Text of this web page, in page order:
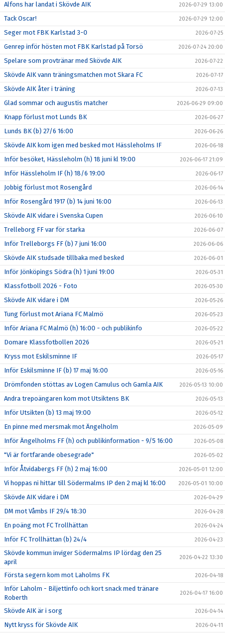
Alfons har landat i Skövde AIK 2026-07-29 13:00
Tack Oscar! 2026-07-29 12:00
Seger mot FBK Karlstad 3-0 2026-07-25
Genrep inför hösten mot FBK Karlstad på Torsö 2026-07-24 20:00
Spelare som provtränar med Skövde AIK 2026-07-22
Skövde AIK vann träningsmatchen mot Skara FC 2026-07-17
Skövde AIK åter i träning 2026-07-13
Glad sommar och augustis matcher 2026-06-29 09:00
Knapp förlust mot Lunds BK 2026-06-27
Lunds BK (b) 27/6 16:00 2026-06-26
Skövde AIK kom igen med besked mot Hässleholms IF 2026-06-18
Inför besöket, Hässleholm (h) 18 juni kl 19:00 2026-06-17 21:09
Inför Hässleholm IF (h) 18/6 19:00 2026-06-17
Jobbig förlust mot Rosengård 2026-06-14
Inför Rosengård 1917 (b) 14 juni 16:00 2026-06-13
Skövde AIK vidare i Svenska Cupen 2026-06-10
Trelleborg FF var för starka 2026-06-07
Inför Trelleborgs FF (b) 7 juni 16:00 2026-06-06
Skövde AIK studsade tillbaka med besked 2026-06-01
Inför Jönköpings Södra (h) 1 juni 19:00 2026-05-31
Klassfotboll 2026 - Foto 2026-05-30
Skövde AIK vidare i DM 2026-05-26
Tung förlust mot Ariana FC Malmö 2026-05-23
Inför Ariana FC Malmö (h) 16:00 - och publikinfo 2026-05-22
Domare Klassfotbollen 2026 2026-05-21
Kryss mot Eskilsminne IF 2026-05-17
Inför Eskilsminne IF (b) 17 maj 16:00 2026-05-16
Drömfonden stöttas av Logen Camulus och Gamla AIK 2026-05-13 10:00
Andra trepoängaren kom mot Utsiktens BK 2026-05-13
Inför Utsikten (b) 13 maj 19:00 2026-05-12
En pinne med mersmak mot Ängelholm 2026-05-09
Inför Ängelholms FF (h) och publikinformation - 9/5 16:00 2026-05-08
"Vi är fortfarande obesegrade" 2026-05-02
Inför Åtvidabergs FF (h) 2 maj 16:00 2026-05-01 12:00
Vi hoppas ni hittar till Södermalms IP den 2 maj kl 16:00 2026-05-01 10:00
Skövde AIK vidare i DM 2026-04-29
DM mot Våmbs IF 29/4 18:30 2026-04-28
En poäng mot FC Trollhättan 2026-04-24
Inför FC Trollhättan (b) 24/4 2026-04-23
Skövde kommun inviger Södermalms IP lördag den 25
april
2026-04-22 13:30
Första segern kom mot Laholms FK 2026-04-18
Inför Laholm - Biljettinfo och kort snack med tränare
Roberth
2026-04-17 16:00
Skövde AIK är i sorg 2026-04-14
Nytt kryss för Skövde AIK 2026-04-11